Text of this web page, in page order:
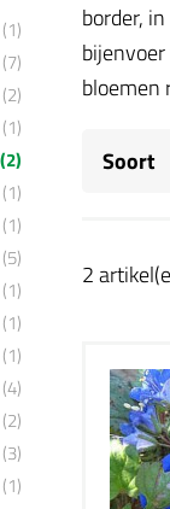
(1)
(7)
(2)
(1)
(2)
(1)
(1)
(5)
(1)
(1)
(1)
(4)
(2)
(3)
(1)
border,
bloemen
Soort
2